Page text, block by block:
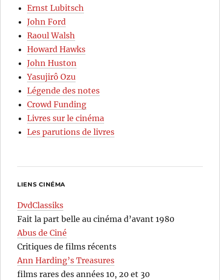
Ernst Lubitsch
John Ford
Raoul Walsh
Howard Hawks
John Huston
Yasujirô Ozu
Légende des notes
Crowd Funding
Livres sur le cinéma
Les parutions de livres
LIENS CINÉMA
DvdClassiks
Fait la part belle au cinéma d’avant 1980
Abus de Ciné
Critiques de films récents
Ann Harding’s Treasures
films rares des années 10, 20 et 30